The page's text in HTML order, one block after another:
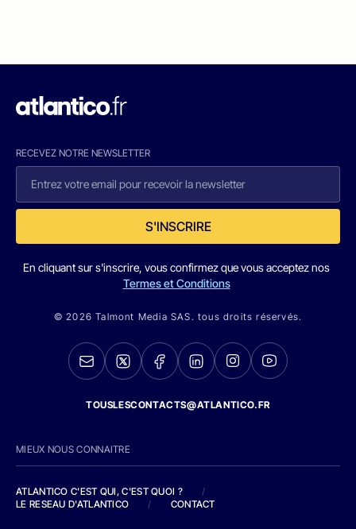
RECEVEZ NOTRE NEWSLETTER
S'INSCRIRE
En cliquant sur s'inscrire, vous confirmez que vous acceptez nos
Termes et Conditions
© 2026 Talmont Media SAS. tous droits réservés.
TOUSLESCONTACTS@ATLANTICO.FR
MIEUX NOUS CONNAITRE
ATLANTICO C'EST QUI, C'EST QUOI ?
/
LE RESEAU D'ATLANTICO
/ CONTACT